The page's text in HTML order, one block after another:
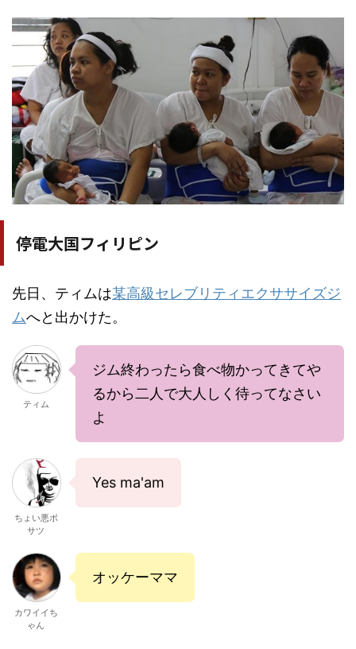
停電大国フィリピン
先日、ティムは某高級セレブリティエクササイズジ
ムへと出かけた。
ティム
ジム終わったら食べ物かってきてや
るから二人で大人しく待ってなさい
よ
ちょい悪ボ
サツ
Yes ma'am
カワイイち
ゃん
オッケーママ